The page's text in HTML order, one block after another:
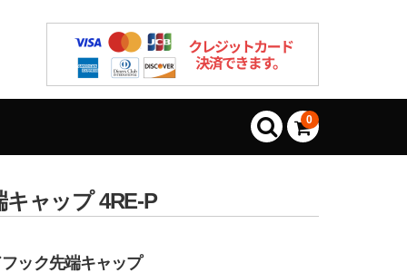
0
ャップ 4RE-P
ック先端キャップ